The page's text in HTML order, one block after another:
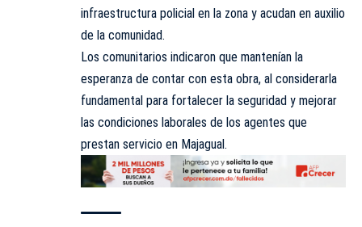
infraestructura policial en la zona y acudan en auxilio
de la comunidad.
Los comunitarios indicaron que mantenían la
esperanza de contar con esta obra, al considerarla
fundamental para fortalecer la seguridad y mejorar
las condiciones laborales de los agentes que
prestan servicio en Majagual.